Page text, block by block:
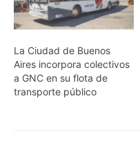
La Ciudad de Buenos
Aires incorpora colectivos
a GNC en su flota de
transporte público